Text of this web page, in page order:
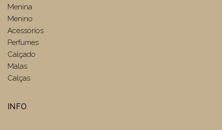
Menina
Menino
Acessórios
Perfumes
Calçado
Malas
Calças
INFO